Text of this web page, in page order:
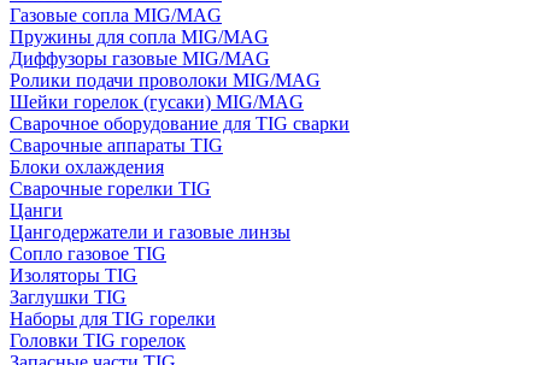
Газовые сопла MIG/MAG
Пружины для сопла MIG/MAG
Диффузоры газовые MIG/MAG
Ролики подачи проволоки MIG/MAG
Шейки горелок (гусаки) MIG/MAG
Сварочное оборудование для TIG сварки
Сварочные аппараты TIG
Блоки охлаждения
Сварочные горелки TIG
Цанги
Цангодержатели и газовые линзы
Сопло газовое TIG
Изоляторы TIG
Заглушки TIG
Наборы для TIG горелки
Головки TIG горелок